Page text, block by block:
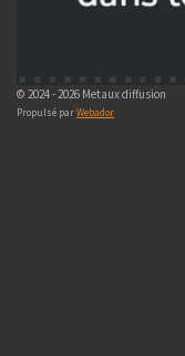
© 2024 - 2026 Metaux diffusion
Propulsé parWebador